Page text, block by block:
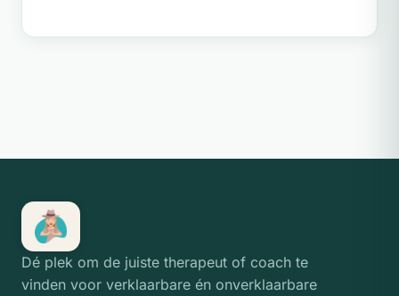
Dé plek om de juiste therapeut of coach te
vinden voor verklaarbare én onverklaarbare